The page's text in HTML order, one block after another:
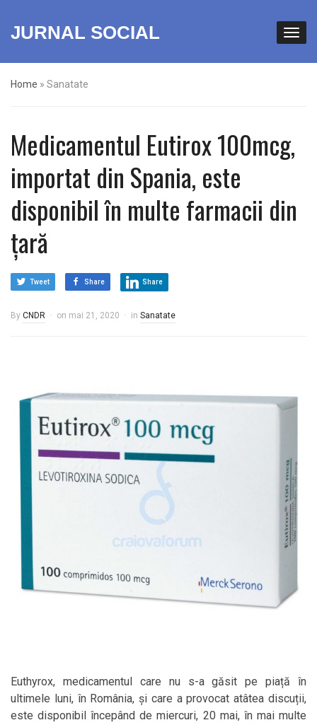
JURNAL SOCIAL
Home » Sanatate
Medicamentul Eutirox 100mcg,
importat din Spania, este
disponibil în multe farmacii din
țară
Tweet Share Share
By CNDR on mai 21, 2020 in Sanatate
Euthyrox, medicamentul care nu s-a găsit pe piață în
ultimele luni, în România, și care a provocat atâtea discuții,
este disponibil începând de miercuri, 20 mai, în mai multe